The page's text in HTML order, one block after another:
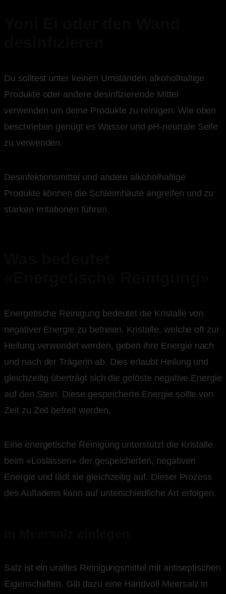
Du solltest unter keinen Umständen alkoholhaltige
Produkte oder andere desinfizierende Mittel
verwenden um deine Produkte zu reinigen. Wie oben
beschrieben genügt es Wasser und pH-neutrale Seife
zu verwenden.
Desinfektionsmittel und andere alkoholhaltige
Produkte können die Schleimhäute angreifen und zu
starken Irritationen führen.
Energetische Reinigung bedeutet die Kristalle von
negativer Energie zu befreien. Kristalle, welche oft zur
Heilung verwendet werden, geben ihre Energie nach
und nach der Trägerin ab. Dies erlaubt Heilung und
gleichzeitig überträgt sich die gelöste negative Energie
auf den Stein. Diese gespeicherte Energie sollte von
Zeit zu Zeit befreit werden.
Eine energetische Reinigung unterstützt die Kristalle
beim «Loslassen» der gespeicherten, negativen
Energie und lädt sie gleichzeitig auf. Dieser Prozess
des Aufladens kann auf unterschiedliche Art erfolgen.
Salz ist ein uraltes Reinigungsmittel mit antiseptischen
Eigenschaften. Gib dazu eine Handvoll Meersalz in